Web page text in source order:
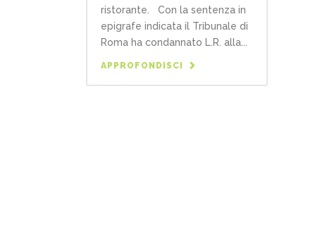
ristorante. Con la sentenza in
epigrafe indicata il Tribunale di
Roma ha condannato L.R. alla...
APPROFONDISCI